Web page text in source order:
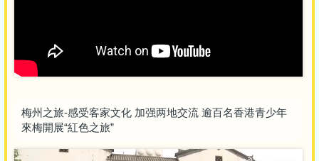
梅州之旅-感受客家文化 加强两地交流 逾百名香港青少年
來梅開展“紅色之旅”